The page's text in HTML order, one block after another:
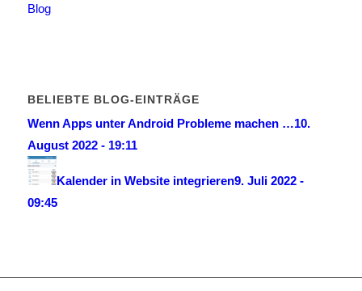
Blog
BELIEBTE BLOG-EINTRÄGE
Wenn Apps unter Android Probleme machen …10.
August 2022 - 19:11
Kalender in Website integrieren9. Juli 2022 -
09:45